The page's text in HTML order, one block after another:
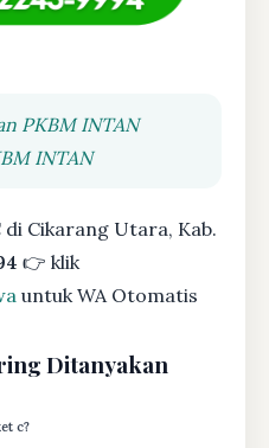
PKBM INTAN
INTAN
Cikarang Utara, Kab.
👉 klik
untuk WA Otomatis
Ditanyakan
c?